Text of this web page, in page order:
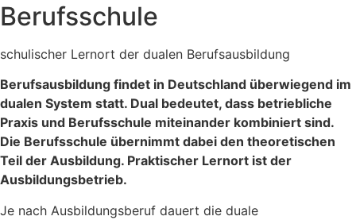
Berufsschule
schulischer Lernort der dualen Berufsausbildung
Berufsausbildung findet in Deutschland überwiegend im
dualen System statt. Dual bedeutet, dass betriebliche
Praxis und Berufsschule miteinander kombiniert sind.
Die Berufsschule übernimmt dabei den theoretischen
Teil der Ausbildung. Praktischer Lernort ist der
Ausbildungsbetrieb.
Je nach Ausbildungsberuf dauert die duale